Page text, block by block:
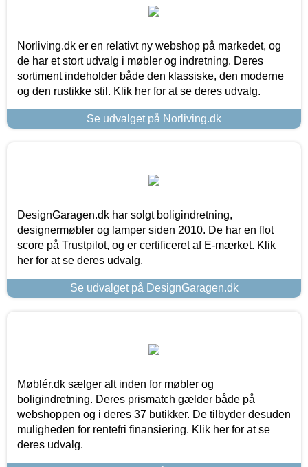
Norliving.dk er en relativt ny webshop på markedet, og
de har et stort udvalg i møbler og indretning. Deres
sortiment indeholder både den klassiske, den moderne
og den rustikke stil. Klik her for at se deres udvalg.
Se udvalget på Norliving.dk
DesignGaragen.dk har solgt boligindretning,
designermøbler og lamper siden 2010. De har en flot
score på Trustpilot, og er certificeret af E-mærket. Klik
her for at se deres udvalg.
Se udvalget på DesignGaragen.dk
Møblér.dk sælger alt inden for møbler og
boligindretning. Deres prismatch gælder både på
webshoppen og i deres 37 butikker. De tilbyder desuden
muligheden for rentefri finansiering. Klik her for at se
deres udvalg.